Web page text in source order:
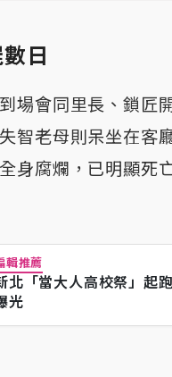
日
場會同里長、鎖匠
智老母則呆坐在客
身腐爛，已明顯死
輯推薦
北「當大人高校祭」起
光